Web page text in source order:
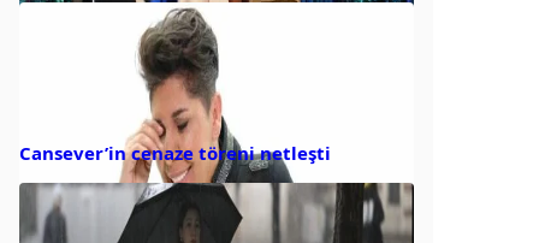
Cansever’in cenaze töreni netleşti